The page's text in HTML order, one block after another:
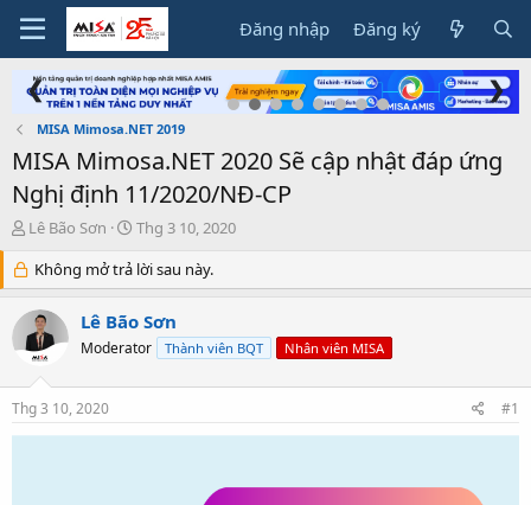
Đăng nhập Đăng ký
❮ ❯
MISA Mimosa.NET 2019
MISA Mimosa.NET 2020 Sẽ cập nhật đáp ứng
Nghị định 11/2020/NĐ-CP
T
r
e
a
d
s
r
t
Lê Bão Sơn
N
à
y
ử
i
Thg 3 10, 2020
Không mở trả lời sau này.
Lê Bão Sơn
Moderator Thành viên BQT Nhân viên MISA
Thg 3 10, 2020 #1